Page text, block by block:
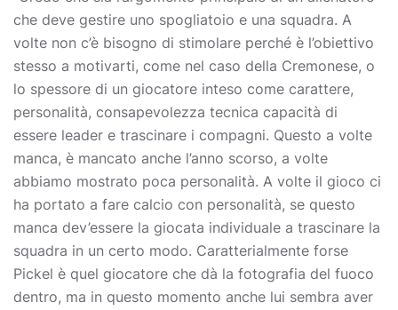
che deve gestire uno spogliatoio e una squadra. A
volte non c’è bisogno di stimolare perché è l’obiettivo
stesso a motivarti, come nel caso della Cremonese, o
lo spessore di un giocatore inteso come carattere,
personalità, consapevolezza tecnica capacità di
essere leader e trascinare i compagni. Questo a volte
manca, è mancato anche l’anno scorso, a volte
abbiamo mostrato poca personalità. A volte il gioco ci
ha portato a fare calcio con personalità, se questo
manca dev’essere la giocata individuale a trascinare la
squadra in un certo modo. Caratterialmente forse
Pickel è quel giocatore che dà la fotografia del fuoco
dentro, ma in questo momento anche lui sembra aver